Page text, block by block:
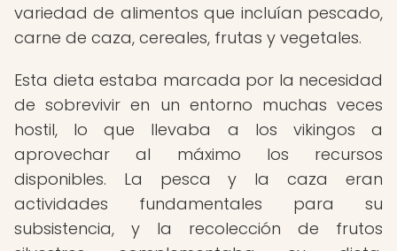
variedad de alimentos que incluían pescado,
carne de caza, cereales, frutas y vegetales.
Esta dieta estaba marcada por la necesidad
de sobrevivir en un entorno muchas veces
hostil, lo que llevaba a los vikingos a
aprovechar al máximo los recursos
disponibles. La pesca y la caza eran
actividades fundamentales para su
subsistencia, y la recolección de frutos